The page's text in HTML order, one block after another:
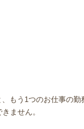
もう1つのお仕事の勤
ません。